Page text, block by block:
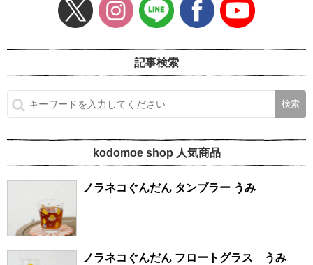
記事検索
kodomoe shop 人気商品
ノラネコぐんだん タンブラー うみ
ノラネコぐんだん フロートグラス うみ